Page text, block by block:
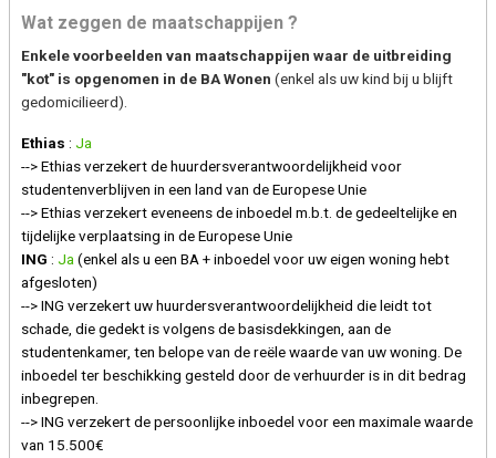
Wat zeggen de maatschappijen ?
Enkele voorbeelden van maatschappijen waar de uitbreiding
"kot" is opgenomen in de BA Wonen (enkel als uw kind bij u blijft
gedomicilieerd).
Ethias : Ja
--> Ethias verzekert de huurdersverantwoordelijkheid voor
studentenverblijven in een land van de Europese Unie
--> Ethias verzekert eveneens de inboedel m.b.t. de gedeeltelijke en
tijdelijke verplaatsing in de Europese Unie
ING : Ja (enkel als u een BA + inboedel voor uw eigen woning hebt
afgesloten)
--> ING verzekert uw huurdersverantwoordelijkheid die leidt tot
schade, die gedekt is volgens de basisdekkingen, aan de
studentenkamer, ten belope van de reële waarde van uw woning. De
inboedel ter beschikking gesteld door de verhuurder is in dit bedrag
inbegrepen.
--> ING verzekert de persoonlijke inboedel voor een maximale waarde
van 15.500€